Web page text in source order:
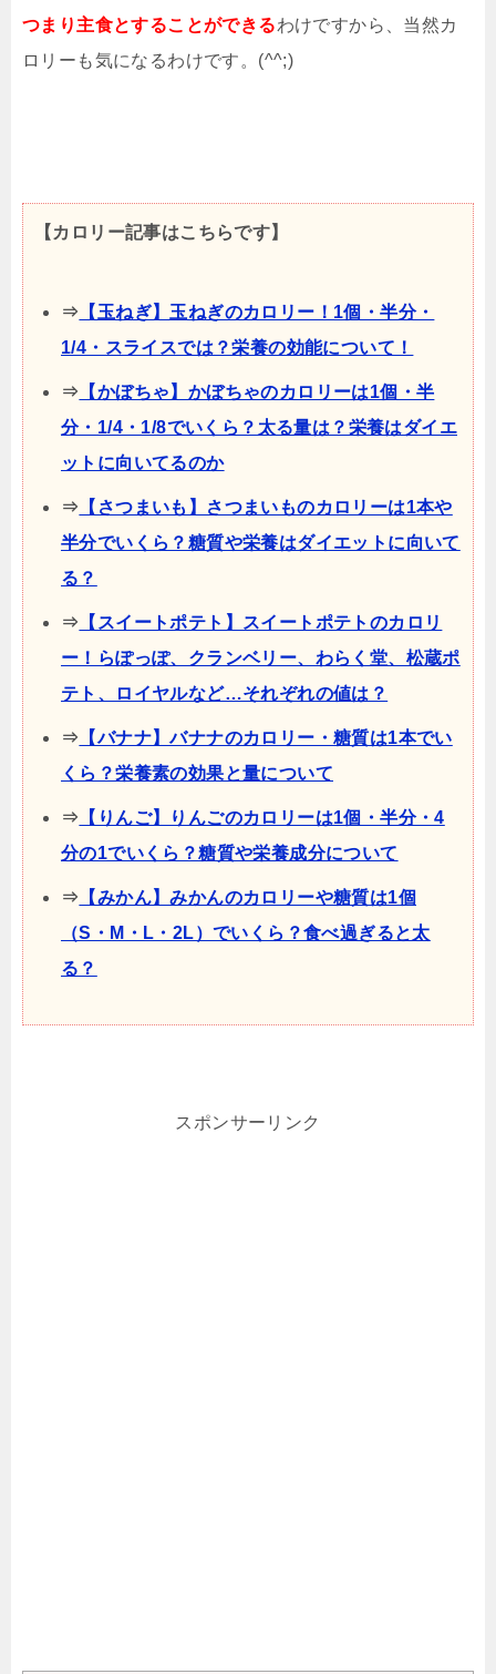
つまり主食とすることができるわけですから、当然カ
ロリーも気になるわけです。(^^;)
【カロリー記事はこちらです】
⇒ 【玉ねぎ】玉ねぎのカロリー！1個・半分・
1/4・スライスでは？栄養の効能について！
⇒ 【かぼちゃ】かぼちゃのカロリーは1個・半
分・1/4・1/8でいくら？太る量は？栄養はダイエ
ットに向いてるのか
⇒ 【さつまいも】さつまいものカロリーは1本や
半分でいくら？糖質や栄養はダイエットに向いて
る？
⇒ 【スイートポテト】スイートポテトのカロリ
ー！らぽっぽ、クランベリー、わらく堂、松蔵ポ
テト、ロイヤルなど…それぞれの値は？
⇒ 【バナナ】バナナのカロリー・糖質は1本でい
くら？栄養素の効果と量について
⇒ 【りんご】りんごのカロリーは1個・半分・4
分の1でいくら？糖質や栄養成分について
⇒ 【みかん】みかんのカロリーや糖質は1個
（S・M・L・2L）でいくら？食べ過ぎると太
る？
スポンサーリンク